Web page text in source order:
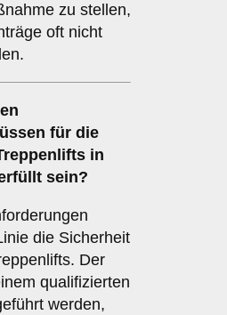
zu stellen,
oft nicht
für die
in
sein?
die Sicherheit
Der
qualifizierten
werden,